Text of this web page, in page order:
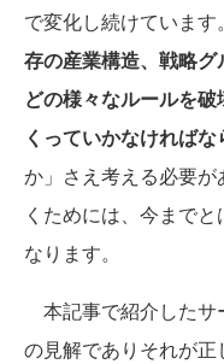
で変化し続けています。
存の産業構造、戦略
どの様々なルールを
くっていかなければな
か」さえ考える必要
くためには、今まで
なります。
本記事で紹介したサ
の見解でありそれが